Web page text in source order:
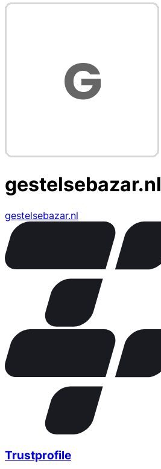
gestelsebazar.nl
gestelsebazar.nl
Trustprofile